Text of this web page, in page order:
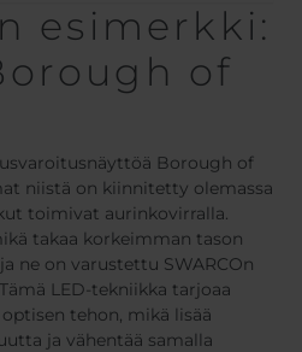
esimerkki:
of
Borough of
niistä on kiinnitetty olemassa
toimivat aurinkovirralla.
takaa korkeimman tason
ne on varustettu SWARCOn
LED-tekniikka tarjoaa
tehon, mikä lisää
ja vähentää samalla